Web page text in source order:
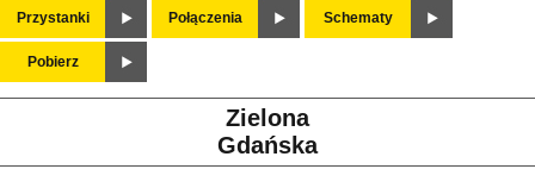
Przystanki Połączenia Schematy
Pobierz
Zielona
Gdańska